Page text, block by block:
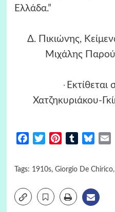
Ελλάδα.”
Δ. Πικιώνης,
Μιχάλης
*
Χατζηκυριάκου-
FacebookTwitterPinterestTumblr
Tags: 1910s, Giorgio De Chirico,